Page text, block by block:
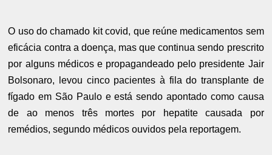
O uso do chamado kit covid, que reúne medicamentos sem
eficácia contra a doença, mas que continua sendo prescrito
por alguns médicos e propagandeado pelo presidente Jair
Bolsonaro, levou cinco pacientes à fila do transplante de
fígado em São Paulo e está sendo apontado como causa
de ao menos três mortes por hepatite causada por
remédios, segundo médicos ouvidos pela reportagem.